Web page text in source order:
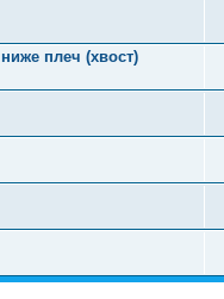
плеч (хвост)